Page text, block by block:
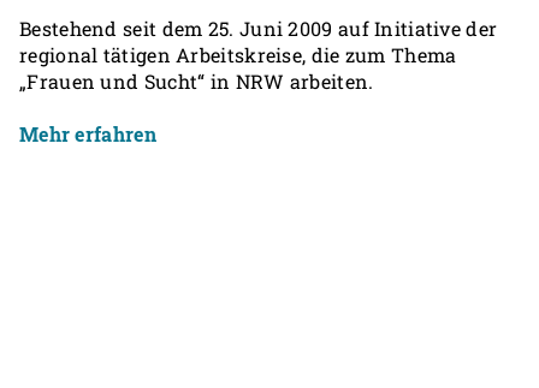
Bestehend seit dem 25. Juni 2009 auf Initiative der
regional tätigen Arbeitskreise, die zum Thema
„Frauen und Sucht“ in NRW arbeiten.
Mehr erfahren